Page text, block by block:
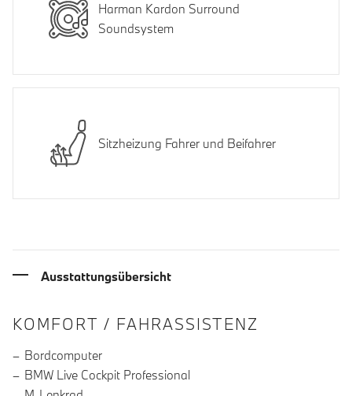
Harman Kardon Surround
Soundsystem
Sitzheizung Fahrer und Beifahrer
Ausstattungsübersicht
INFORMATIONEN ÜBER DIE
KOMFORT / FAHRASSISTENZ
Bordcomputer
BMW Live Cockpit Professional